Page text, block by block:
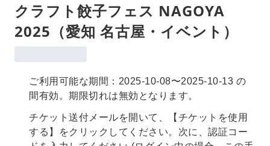
クラフト餃子フェス NAGOYA
2025（愛知 名古屋・イベント）
ご利用可能な期間：2025-10-08〜2025-10-13 の
間有効。期限切れは無効となります。
チケット送付メールを開いて、【チケットを使用
する】をクリックしてください。次に、認証コー